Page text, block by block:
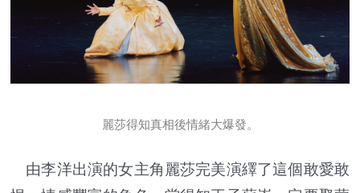
麗莎得知真相後情緒大爆發。
由李洋出演的女主角麗莎完美演繹了這個敢愛敢